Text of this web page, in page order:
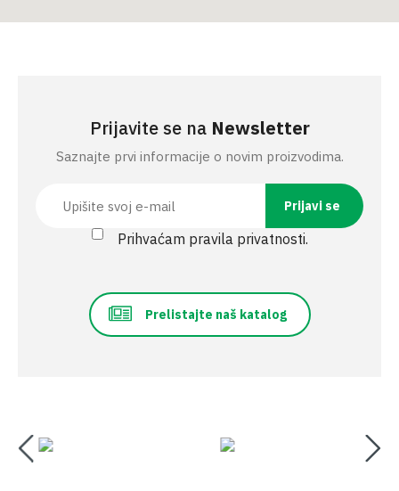
Prijavite se na Newsletter
Saznajte prvi informacije o novim proizvodima.
Prihvaćam pravila privatnosti.
Prelistajte naš katalog